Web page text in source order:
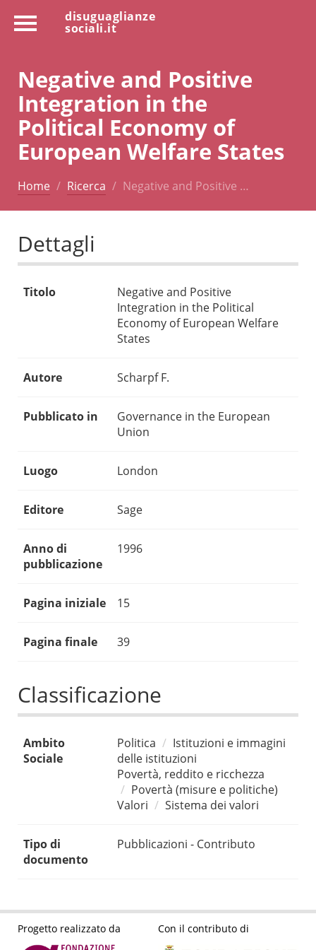
disuguaglianze
sociali.it
Negative and Positive
Integration in the
Political Economy of
European Welfare States
Home Ricerca Negative and Positive …
Dettagli
Titolo
Negative and Positive
Integration in the Political
Economy of European Welfare
States
Autore Scharpf F.
Pubblicato in
Governance in the European
Union
Luogo London
Editore Sage
Anno di
pubblicazione
1996
Pagina iniziale 15
Pagina finale 39
Classificazione
Ambito
Sociale
Politica
Istituzioni e immagini
delle istituzioni
Povertà, reddito e ricchezza
Povertà (misure e politiche)
Valori
Sistema dei valori
Tipo di
documento
Pubblicazioni - Contributo
Progetto realizzato da Con il contributo di